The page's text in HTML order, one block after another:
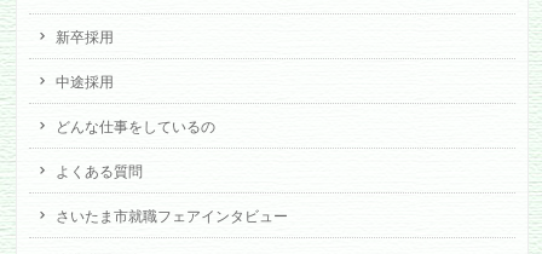
新卒採用
中途採用
どんな仕事をしているの
よくある質問
さいたま市就職フェアインタビュー